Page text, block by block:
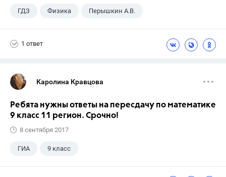
ГДЗ Физика Перышкин А.В.
1 ответ
Каролина Кравцова
Ребята нужны ответы на пересдачу по математике
9 класс 11 регион. Срочно!
8 сентября 2017
ГИА 9 класс